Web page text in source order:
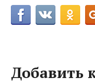
Добавить